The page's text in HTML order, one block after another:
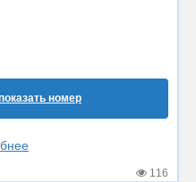
номер
116